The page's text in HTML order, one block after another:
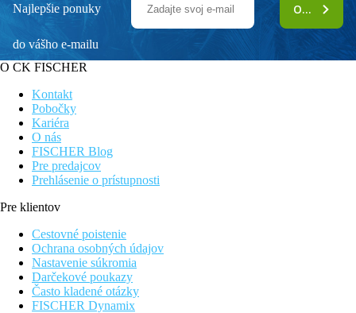
Najlepšie ponuky
do vášho e-mailu
ODOBERAŤ
O CK FISCHER
Kontakt
Pobočky
Kariéra
O nás
FISCHER Blog
Pre predajcov
Prehlásenie o prístupnosti
Pre klientov
Cestovné poistenie
Ochrana osobných údajov
Nastavenie súkromia
Darčekové poukazy
Často kladené otázky
FISCHER Dynamix